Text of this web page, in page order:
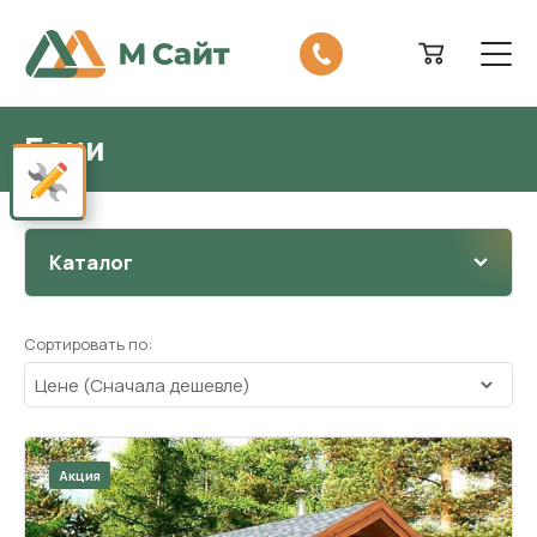
Бани
Каталог
Сортировать по:
Акция
Показать панель настроек сайта